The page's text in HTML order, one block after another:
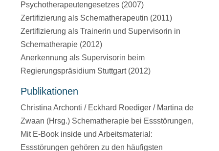
Psychotherapeutengesetzes (2007)
Zertifizierung als Schematherapeutin (2011)
Zertifizierung als Trainerin und Supervisorin in
Schematherapie (2012)
Anerkennung als Supervisorin beim
Regierungspräsidium Stuttgart (2012)
Publikationen
Christina Archonti / Eckhard Roediger / Martina de
Zwaan (Hrsg.) Schematherapie bei Essstörungen,
Mit E-Book inside und Arbeitsmaterial:
Essstörungen gehören zu den häufigsten